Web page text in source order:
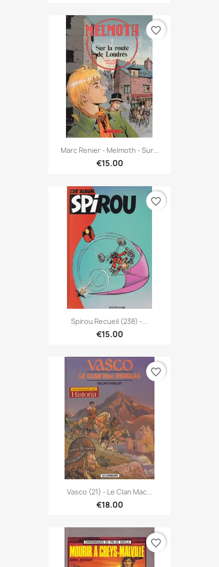
Marc Renier - Melmoth - Sur...
€15.00
favorite_border
Spirou Recueil (238) -...
€15.00
favorite_border
Vasco (21) - Le Clan Mac...
€18.00
favorite_border
favorite_border